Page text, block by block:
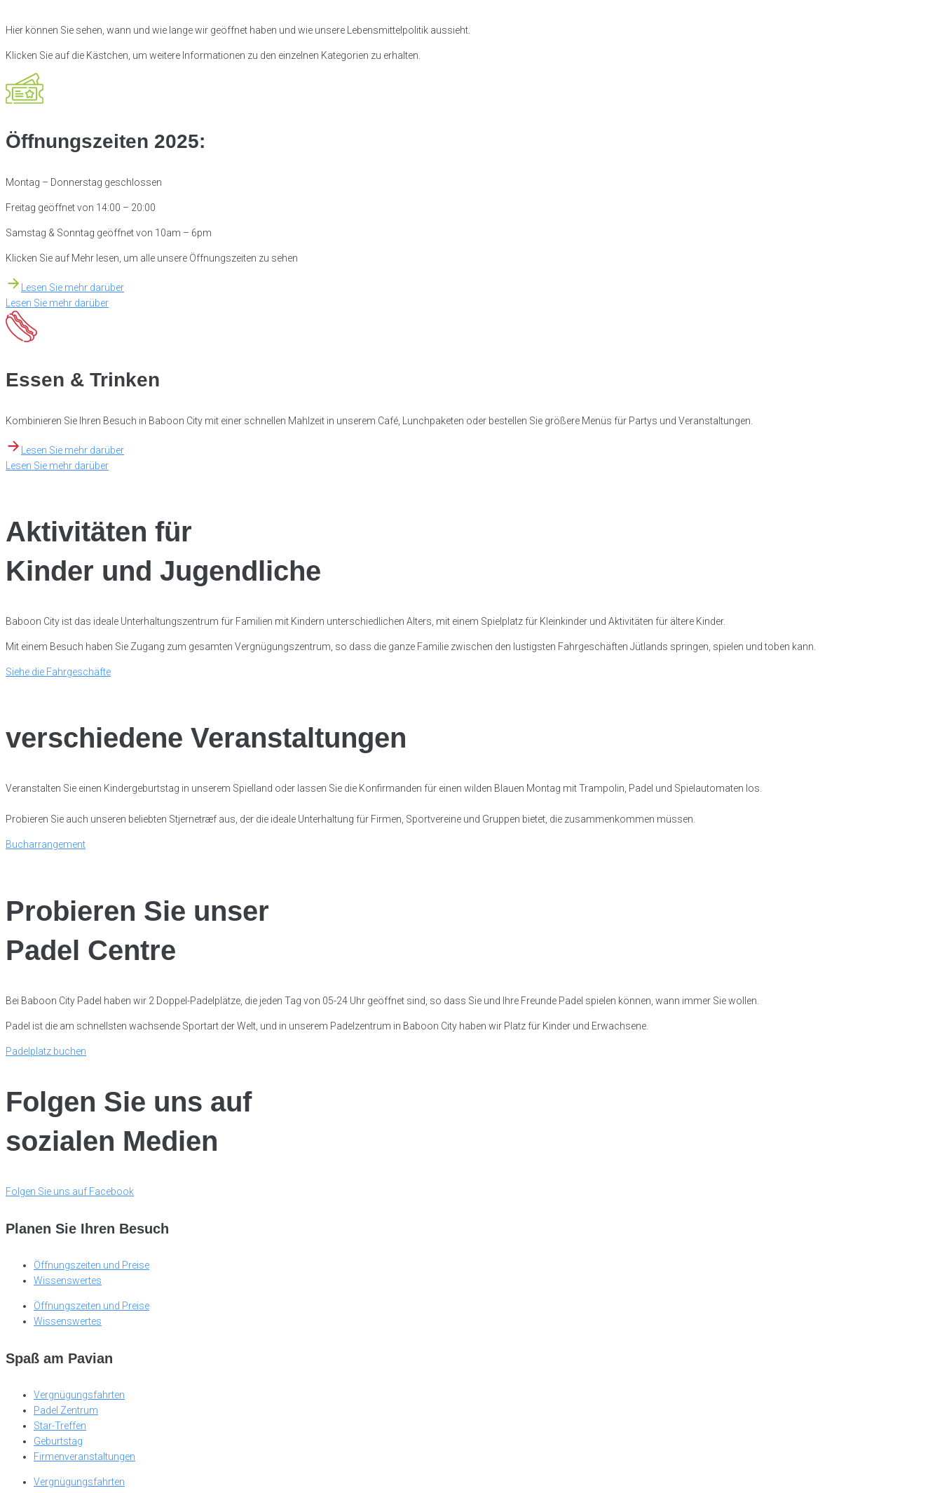
Hier können Sie sehen, wann und wie lange wir geöffnet haben und wie unsere Lebensmittelpolitik aussieht.
Klicken Sie auf die Kästchen, um weitere Informationen zu den einzelnen Kategorien zu erhalten.
Öffnungszeiten 2025:
Montag – Donnerstag geschlossen
Freitag geöffnet von 14:00 – 20:00
Samstag & Sonntag geöffnet von 10am – 6pm
Klicken Sie auf Mehr lesen, um alle unsere Öffnungszeiten zu sehen
Lesen Sie mehr darüber
Lesen Sie mehr darüber
Essen & Trinken
Kombinieren Sie Ihren Besuch in Baboon City mit einer schnellen Mahlzeit in unserem Café, Lunchpaketen oder bestellen Sie größere Menüs für Partys und Veranstaltungen.
Lesen Sie mehr darüber
Lesen Sie mehr darüber
Aktivitäten für
Kinder und Jugendliche
Baboon City ist das ideale Unterhaltungszentrum für Familien mit Kindern unterschiedlichen Alters, mit einem Spielplatz für Kleinkinder und Aktivitäten für ältere Kinder.
Mit einem Besuch haben Sie Zugang zum gesamten Vergnügungszentrum, so dass die ganze Familie zwischen den lustigsten Fahrgeschäften Jütlands springen, spielen und toben kann.
Siehe die Fahrgeschäfte
verschiedene Veranstaltungen
Veranstalten Sie einen Kindergeburtstag in unserem Spielland oder lassen Sie die Konfirmanden für einen wilden Blauen Montag mit Trampolin, Padel und Spielautomaten los.
Probieren Sie auch unseren beliebten Stjernetræf aus, der die ideale Unterhaltung für Firmen, Sportvereine und Gruppen bietet, die zusammenkommen müssen.
Bucharrangement
Probieren Sie unser
Padel Centre
Bei Baboon City Padel haben wir 2 Doppel-Padelplätze, die jeden Tag von 05-24 Uhr geöffnet sind, so dass Sie und Ihre Freunde Padel spielen können, wann immer Sie wollen.
Padel ist die am schnellsten wachsende Sportart der Welt, und in unserem Padelzentrum in Baboon City haben wir Platz für Kinder und Erwachsene.
Padelplatz buchen
Folgen Sie uns auf
sozialen Medien
Folgen Sie uns auf Facebook
Planen Sie Ihren Besuch
Öffnungszeiten und Preise
Wissenswertes
Öffnungszeiten und Preise
Wissenswertes
Spaß am Pavian
Vergnügungsfahrten
Padel Zentrum
Star-Treffen
Geburtstag
Firmenveranstaltungen
Vergnügungsfahrten